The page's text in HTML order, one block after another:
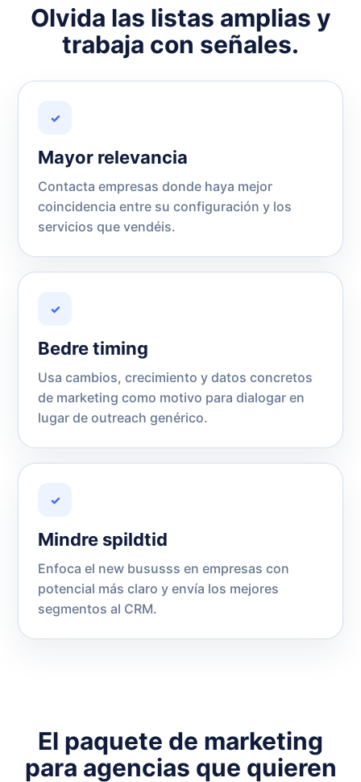
Olvida las listas amplias y
trabaja con señales.
✓
Mayor relevancia
Contacta empresas donde haya mejor
coincidencia entre su configuración y los
servicios que vendéis.
✓
Bedre timing
Usa cambios, crecimiento y datos concretos
de marketing como motivo para dialogar en
lugar de outreach genérico.
✓
Mindre spildtid
Enfoca el new bususss en empresas con
potencial más claro y envía los mejores
segmentos al CRM.
El paquete de marketing
para agencias que quieren